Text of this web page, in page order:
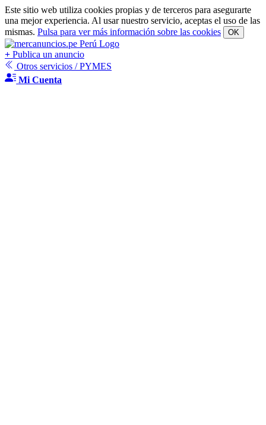
Este sitio web utiliza cookies propias y de terceros para asegurarte
una mejor experiencia. Al usar nuestro servicio, aceptas el uso de las
mismas. Pulsa para ver más información sobre las cookies OK
+ Publica un anuncio
Otros servicios / PYMES
Mi Cuenta